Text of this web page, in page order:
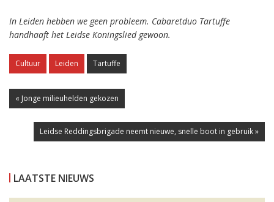
In Leiden hebben we geen probleem. Cabaretduo Tartuffe
handhaaft het Leidse Koningslied gewoon.
Cultuur Leiden Tartuffe
« Jonge milieuhelden gekozen
Leidse Reddingsbrigade neemt nieuwe, snelle boot in gebruik »
LAATSTE NIEUWS